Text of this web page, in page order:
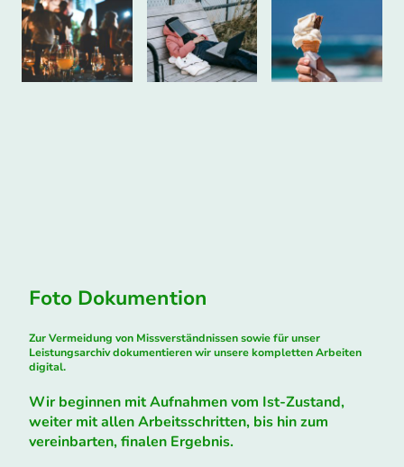
Foto Dokumention
Zur Vermeidung von Missverständnissen sowie für unser
Leistungsarchiv dokumentieren wir unsere kompletten Arbeiten
digital.
Wir beginnen mit Aufnahmen vom Ist-Zustand,
weiter mit allen Arbeitsschritten, bis hin zum
vereinbarten, finalen Ergebnis.